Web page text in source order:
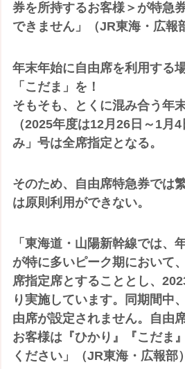
券を所持するお客様＞が特急
できません」（JR東海・広報
年末年始に自由席を利用する
「こだま」を！
そもそも、とくに混み合う年
（2025年度は12月26日～1月
み」号は全席指定となる。
そのため、⾃由席特急券では
は原則利⽤ができない。
「東海道・山陽新幹線では、
が特に多いピーク期において
席指定席とすることとし、
り実施しています。同期間中
由席が設定されません。自由
お客様は『ひかり』『こだま
ください」（JR東海・広報部）